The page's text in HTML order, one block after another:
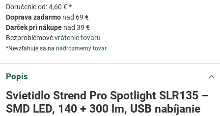
Doručenie od: 4,60 € *
Doprava zadarmo nad 69 €
Darček pri nákupe nad 39 €
Bezproblémovévrátenie tovaru
*Nevzťahuje sa na nadrozmerný tovar
Popis
Svietidlo Strend Pro Spotlight SLR135 –
SMD LED, 140 + 300 lm, USB nabíjanie